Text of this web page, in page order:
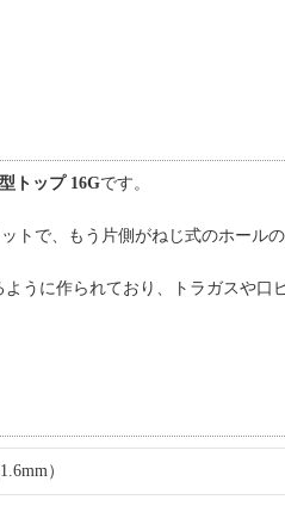
トップ 16Gです。
トで、もう片側がねじ式のホール
うに作られており、トラガスや口
）